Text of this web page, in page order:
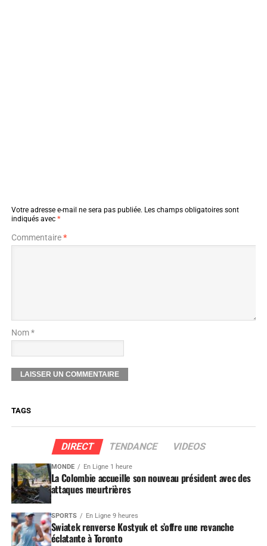
Votre adresse e-mail ne sera pas publiée. Les champs obligatoires sont
indiqués avec *
Commentaire*
Nom *
TAGS
DIRECT TENDANCE VIDEOS
MONDE En Ligne 1 heure
La Colombie accueille son nouveau président avec des
attaques meurtrières
SPORTS En Ligne 9 heures
Swiatek renverse Kostyuk et s’offre une revanche
éclatante à Toronto